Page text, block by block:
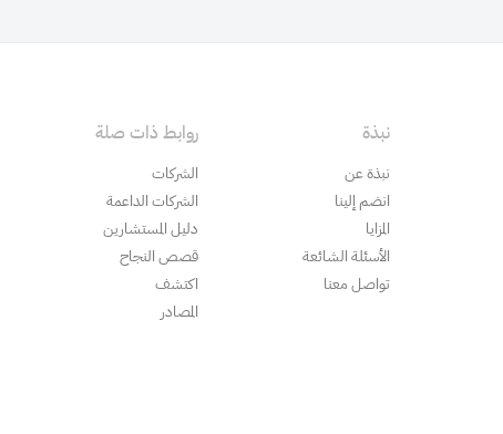
نبذة
نبذة عن
انضم إلينا
المزايا
الأسئلة الشائعة
تواصل معنا
روابط ذات صلة
الشركات
الشركات الداعمة
دليل المستشارين
قصص النجاح
اكتشف
المصادر